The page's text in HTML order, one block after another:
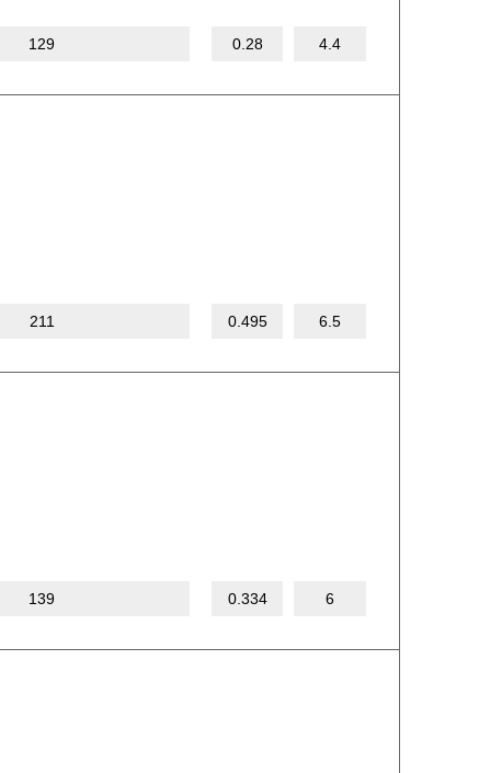
129 0.28 4.4
211 0.495 6.5
139 0.334 6